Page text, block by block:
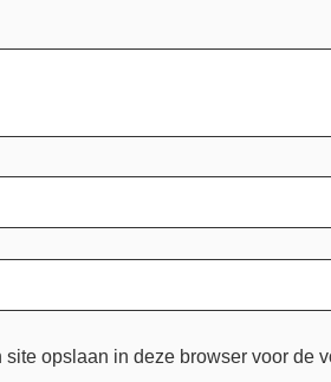
site opslaan in deze browser voor de